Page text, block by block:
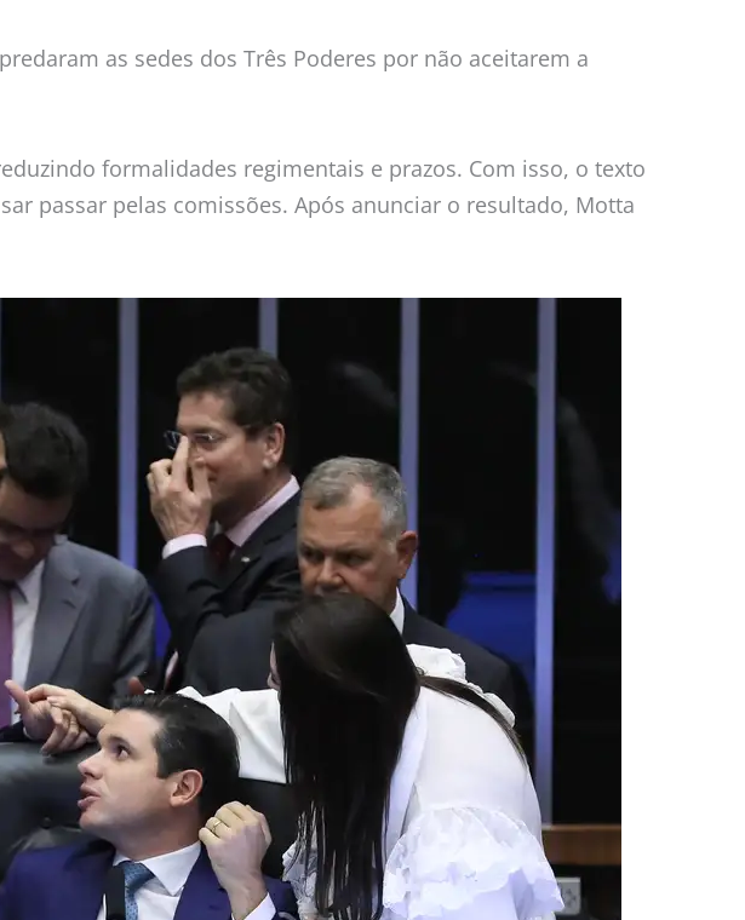
as sedes dos Três Poderes por não aceitarem a
formalidades regimentais e prazos. Com isso, o texto
passar pelas comissões. Após anunciar o resultado, Motta